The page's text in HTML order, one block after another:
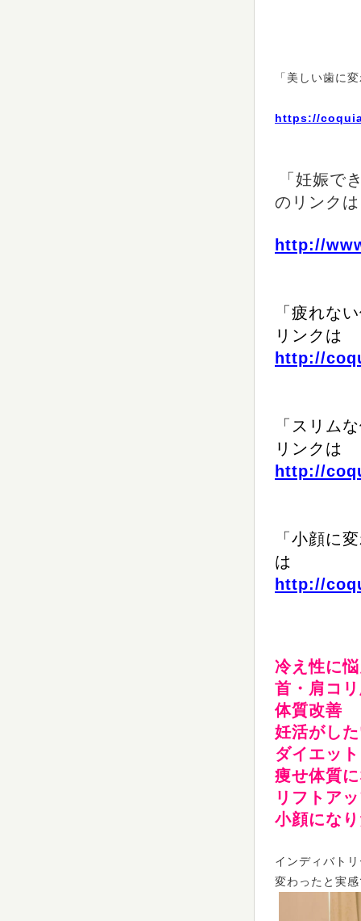
「美しい歯に
https://
「妊娠で
のリンクは
http://
「疲れな
リンク は
http://
「スリム
リンク は
http://
「小顔に
は
http://
冷え性に
首・肩コ
体質改善
妊活がし
ダイエッ
痩せ体質
リフトア
小顔にな
インディバト
変わったと実